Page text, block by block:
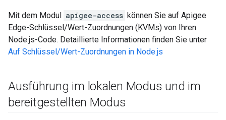
Mit dem Modul apigee-access können Sie auf Apigee
Edge-Schlüssel/Wert-Zuordnungen (KVMs) von Ihren
Node.js-Code. Detaillierte Informationen finden Sie unter
Auf Schlüssel/Wert-Zuordnungen in Node.js
Ausführung im lokalen Modus und im
bereitgestellten Modus